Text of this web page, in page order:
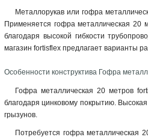
Металлорукав или гофра
Применяется гофра металлическая 20
благодаря высокой гибкости
магазин fortisflex предлагает варианты
Особенности конструктива Гофра
Гофра металлическая 20 метров
благодаря цинковому покрытию.
грызунов.
Потребуется гофра металлическая